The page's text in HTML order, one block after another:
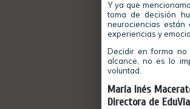
Y ya que
toma de decisión
neurociencias
experiencias y
Decidir en forma no
alcance, no es lo
voluntad.
María Inés
Directora de EduVia